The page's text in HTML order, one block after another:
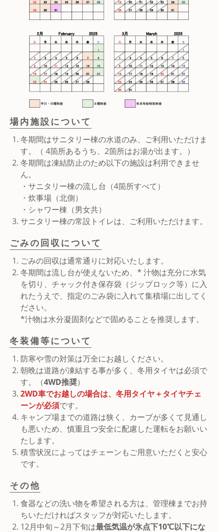
場内施設について
冬期間はサニタリー棟の水道のみ、ご利用いただけま
す。（ 4箇所あるうち、2箇所はお湯が出ます。）
冬期間は凍結防止のため以下の施設は利用できませ
ん。
・サニタリー棟の流し台（4箇所すべて）
・炊事場（北側）
・シャワー棟（男女共）
サニタリー棟の常設トイレは、ご利用いただけます。
ごみの回収について
ごみの回収は通常通りに対応いたします。
冬期間は流し台が使えないため、* 汁物は充分に水気
を切り、チャック付き保存袋（ジップロック等）に入
れたうえで、指定のごみ袋に入れて集積場に出してく
ださい。
*汁物は水分凝固剤などで固めることを推奨します。
冬装備等について
防寒や雪の対策は万全にお越しください。
朝晩は道路が凍結する事が多く、冬用タイヤは必須で
す。（4WD推奨）
2WD車でお越しの場合は、冬用タイヤ＋タイヤチェ
ーンが必須です。
キャンプ場までの道路は狭く、カーブが多くて見通し
も悪いため、慎重且つ安全に配慮した運転をお願いい
たします。
積雪状況によってはチェーンもご用意いただくと安心
です。
その他
食器などの洗い物を希望される方は、管理棟までお持
ちいただければスタッフが対応いたします。
12月中旬～2月下旬は最低気温が氷点下10℃以下にな